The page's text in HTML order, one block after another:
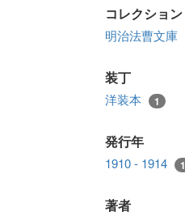
コレクション
明治法曹文庫
装丁
洋装本 1
発行年
1910 - 1914 1
著者